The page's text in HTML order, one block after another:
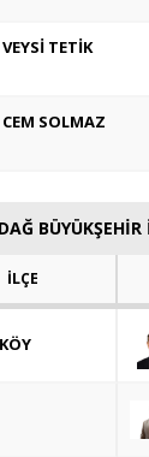
VEYSİ TETİK
CEM SOLMAZ
İLÇE